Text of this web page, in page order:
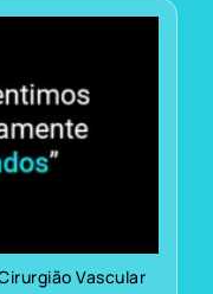
Vascular